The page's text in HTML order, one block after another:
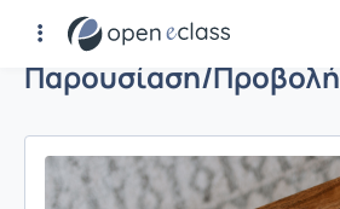
Παρουσίαση/Προβολή